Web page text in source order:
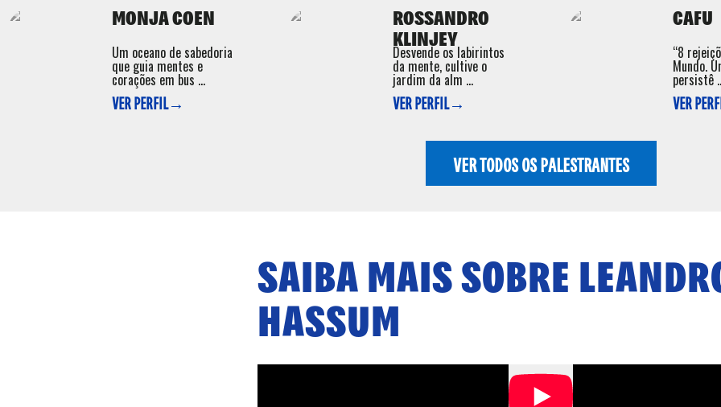
MONJA COEN
Um oceano de sabedoria
que guia mentes e
corações em bus ...
VER PERFIL→
ROSSANDRO
KLINJEY
Desvende os labirintos
da mente, cultive o
jardim da alm ...
VER PERFIL→
CAFU
“8
Mundo.
persistê
VER
VER TODOS OS PALESTRANTES
SAIBA MAIS SOBRE
HASSUM